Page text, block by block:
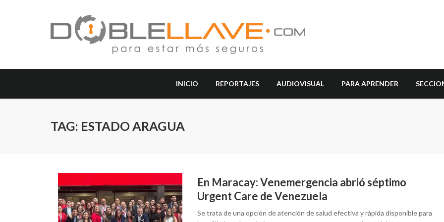
INICIO REPORTAJES AUDIOVISUAL PARA APRENDER
TAG: ESTADO ARAGUA
En Maracay: Venemergencia abrió séptimo
Urgent Care de Venezuela
Se trata de una opción de atención de salud efectiva y rápida disponible para